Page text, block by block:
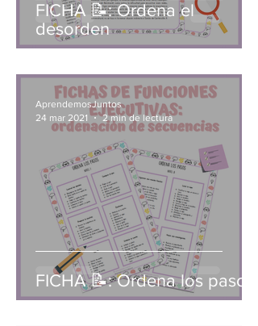
FICHA 📝: Ordena el
desorden
FICHA 📝: Ordena los pasos
AprendemosJuntos
24 mar 2021
2 min de lectura